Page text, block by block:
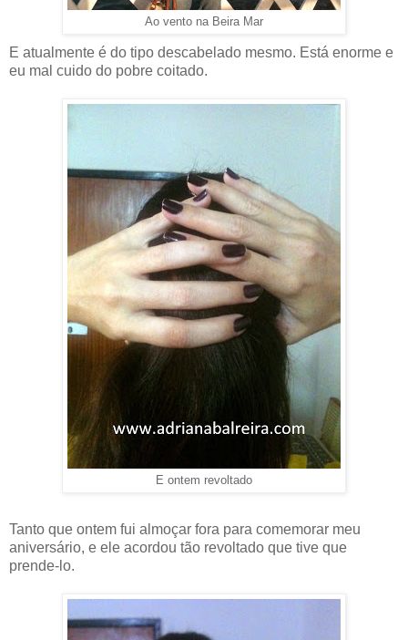
Ao vento na Beira Mar
E atualmente é do tipo descabelado mesmo. Está enorme e
eu mal cuido do pobre coitado.
E ontem revoltado
Tanto que ontem fui almoçar fora para comemorar meu
aniversário, e ele acordou tão revoltado que tive que
prende-lo.